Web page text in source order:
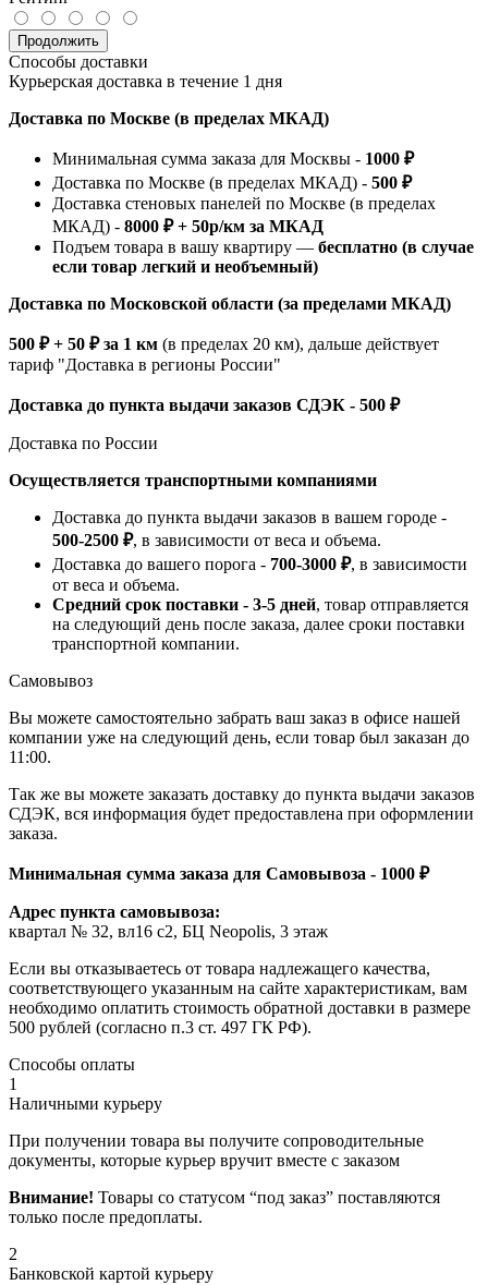
Продолжить
Способы доставки
Курьерская доставка в течение 1 дня
Доставка по Москве (в пределах МКАД)
Минимальная сумма заказа для Москвы - 1000 ₽
Доставка по Москве (в пределах МКАД) - 500 ₽
Доставка стеновых панелей по Москве (в пределах
МКАД) - 8000 ₽ + 50р/км за МКАД
Подъем товара в вашу квартиру — бесплатно (в случае
если товар легкий и необъемный)
Доставка по Московской области (за пределами МКАД)
500 ₽ + 50 ₽ за 1 км (в пределах 20 км), дальше действует
тариф "Доставка в регионы России"
Доставка до пункта выдачи заказов СДЭК - 500 ₽
Доставка по России
Осуществляется транспортными компаниями
Доставка до пункта выдачи заказов в вашем городе -
500-2500 ₽, в зависимости от веса и объема.
Доставка до вашего порога - 700-3000 ₽, в зависимости
от веса и объема.
Средний срок поставки - 3-5 дней, товар отправляется
на следующий день после заказа, далее сроки поставки
транспортной компании.
Самовывоз
Вы можете самостоятельно забрать ваш заказ в офисе нашей
компании уже на следующий день, если товар был заказан до
11:00.
Так же вы можете заказать доставку до пункта выдачи заказов
СДЭК, вся информация будет предоставлена при оформлении
заказа.
Минимальная сумма заказа для Самовывоза - 1000 ₽
Адрес пункта самовывоза:
квартал № 32, вл16 с2, БЦ Neopolis, 3 этаж
Если вы отказываетесь от товара надлежащего качества,
соответствующего указанным на сайте характеристикам, вам
необходимо оплатить стоимость обратной доставки в размере
500 рублей (согласно п.3 ст. 497 ГК РФ).
Способы оплаты
1
Наличными курьеру
При получении товара вы получите сопроводительные
документы, которые курьер вручит вместе с заказом
Внимание! Товары со статусом “под заказ” поставляются
только после предоплаты.
2
Банковской картой курьеру